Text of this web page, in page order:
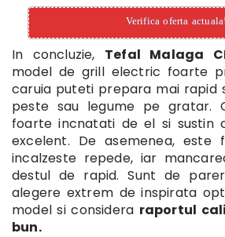
Verifica oferta actuala!
In concluzie, Tefal Malaga
model de grill electric foarte
caruia puteti prepara mai rapid
peste sau legume pe gratar.
foarte incnatati de el si sustin
excelent. De asemenea, este
incalzeste repede, iar
destul de rapid. Sunt de
alegere extrem de inspirata
model si considera raportul
bun.